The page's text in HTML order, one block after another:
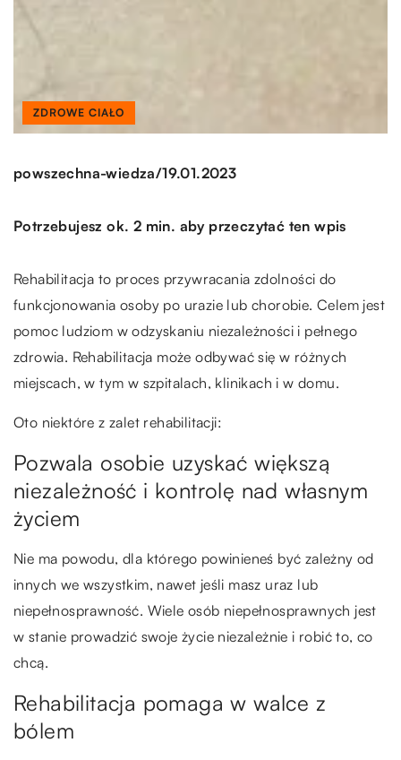
ZDROWE CIAŁO
powszechna-wiedza/19.01.2023
Potrzebujesz ok. 2 min. aby przeczytać ten wpis
Rehabilitacja to proces przywracania zdolności do
funkcjonowania osoby po urazie lub chorobie. Celem jest
pomoc ludziom w odzyskaniu niezależności i pełnego
zdrowia. Rehabilitacja może odbywać się w różnych
miejscach, w tym w szpitalach, klinikach i w domu.
Oto niektóre z zalet rehabilitacji:
Pozwala osobie uzyskać większą
niezależność i kontrolę nad własnym
życiem
Nie ma powodu, dla którego powinieneś być zależny od
innych we wszystkim, nawet jeśli masz uraz lub
niepełnosprawność. Wiele osób niepełnosprawnych jest
w stanie prowadzić swoje życie niezależnie i robić to, co
chcą.
Rehabilitacja pomaga w walce z
bólem